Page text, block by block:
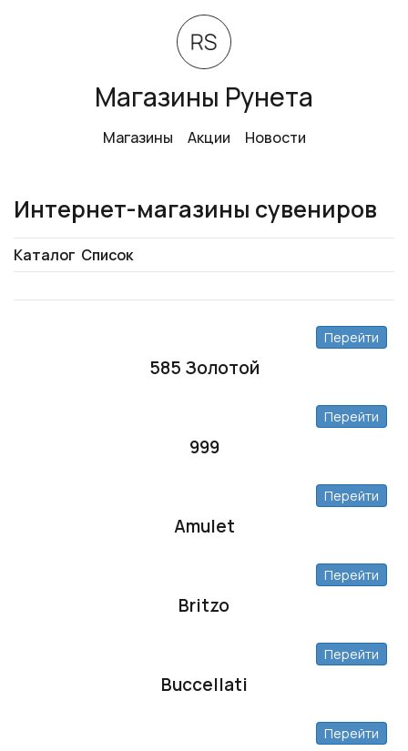
Магазины Рунета
Магазины Акции Новости
Интернет-магазины сувениров
Каталог Список
Перейти
585 Золотой
Перейти
999
Перейти
Amulet
Перейти
Britzo
Перейти
Buccellati
Перейти